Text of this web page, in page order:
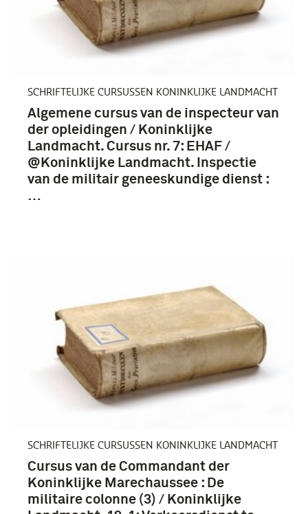
SCHRIFTELIJKE CURSUSSEN KONINKLIJKE LANDMACHT
Algemene cursus van de inspecteur van
der opleidingen / Koninklijke
Landmacht. Cursus nr. 7: EHAF /
@Koninklijke Landmacht. Inspectie
van de militair geneeskundige dienst :
…
SCHRIFTELIJKE CURSUSSEN KONINKLIJKE LANDMACHT
Cursus van de Commandant der
Koninklijke Marechaussee : De
militaire colonne (3) / Koninklijke